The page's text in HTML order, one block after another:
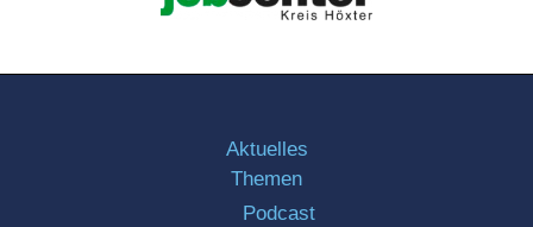
Aktuelles
Themen
Podcast